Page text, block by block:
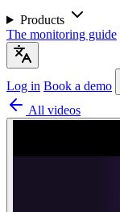
Products
The monitoring guide
Log in Book a demo
All videos